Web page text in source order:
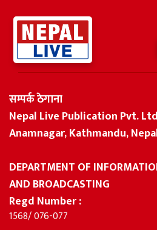
सम्पर्क ठेगाना
Nepal Live Publication Pvt.
Anamnagar, Kathmandu,
DEPARTMENT OF
AND BROADCASTING
Regd Number :
1568/ 076-077